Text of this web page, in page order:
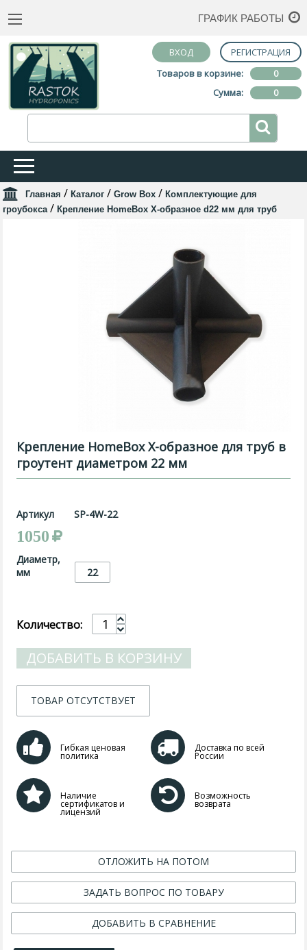
ГРАФИК РАБОТЫ
ВХОД
РЕГИСТРАЦИЯ
Товаров в корзине:
0
Сумма:
0
Главная / Каталог / Grow Box / Комплектующие для
гроубокса / Крепление HomeBox Х-образное d22 мм для труб
Крепление HomeBox Х-образное для труб в
гроутент диаметром 22 мм
Артикул SP-4W-22
1050
Диаметр,
мм
22
Количество:
ДОБАВИТЬ В КОРЗИНУ
ТОВАР ОТСУТСТВУЕТ
Гибкая ценовая
политика
Доставка по всей
России
Наличие
сертификатов и
лицензий
Возможность
возврата
ОТЛОЖИТЬ НА ПОТОМ
ЗАДАТЬ ВОПРОС ПО ТОВАРУ
ДОБАВИТЬ В СРАВНЕНИЕ